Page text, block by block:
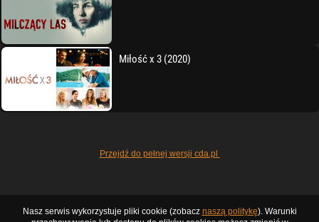
Miłość x 3 (2020)
Przejdź do pełnej wersji cda.pl
Nasz serwis wykorzystuje pliki cookie (zobacz naszą politykę). Warunki